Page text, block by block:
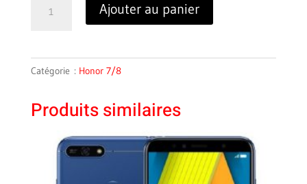
Ajouter au panier
Catégorie : Honor 7/8
Produits similaires